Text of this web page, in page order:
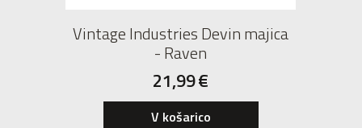
Vintage Industries Devin majica
- Raven
21,99€
V košarico